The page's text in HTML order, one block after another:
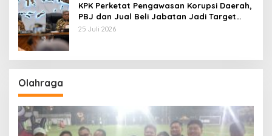
KPK Perketat Pengawasan Korupsi Daerah,
PBJ dan Jual Beli Jabatan Jadi Target
Utama
25 Juli 2026
Olahraga